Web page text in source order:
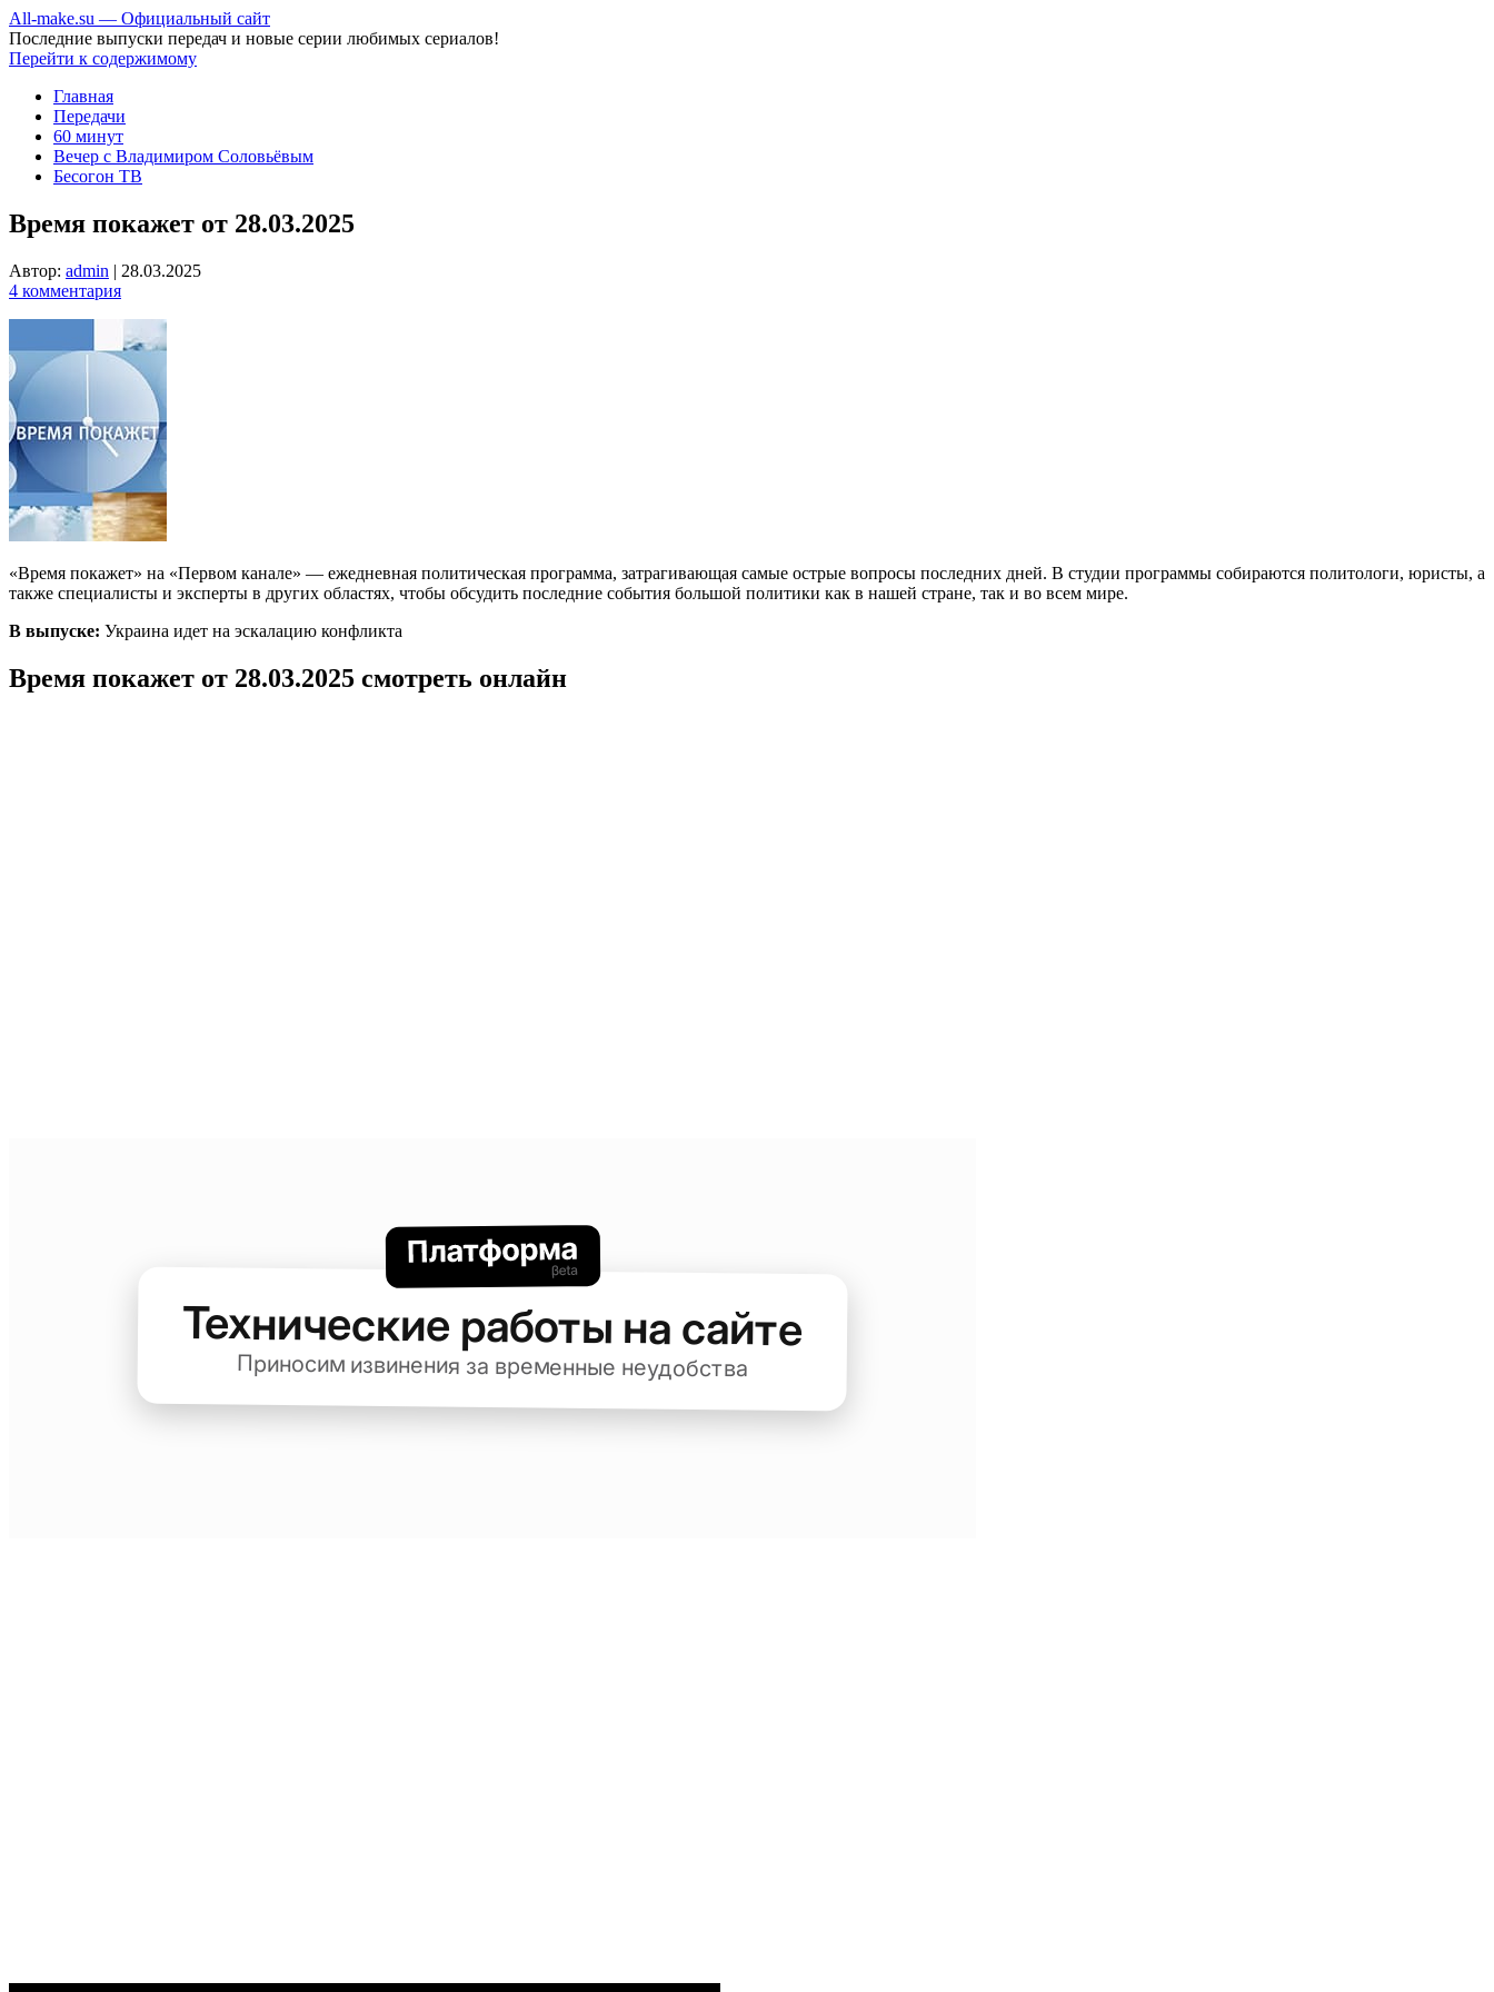
All-make.su — Официальный сайт
Последние выпуски передач и новые серии любимых сериалов!
Перейти к содержимому
Главная
Передачи
60 минут
Вечер с Владимиром Соловьёвым
Бесогон ТВ
Время покажет от 28.03.2025
Автор: admin | 28.03.2025
4 комментария
«Время покажет» на «Первом канале» — ежедневная политическая программа, затрагивающая самые острые вопросы последних дней. В студии программы собираются политологи, юристы, а
также специалисты и эксперты в других областях, чтобы обсудить последние события большой политики как в нашей стране, так и во всем мире.
В выпуске: Украина идет на эскалацию конфликта
Время покажет от 28.03.2025 смотреть онлайн